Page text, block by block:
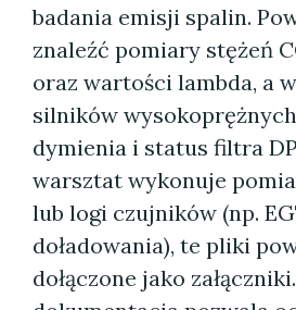
badania emisji spalin.
znaleźć pomiary stężeń
oraz wartości lambda, a
silników
dymienia i status filtra
warsztat wykonuje
lub logi czujników (np.
doładowania), te pliki
dołączone jako